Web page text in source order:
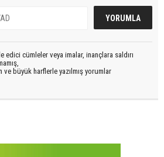
edici cümleler veya imalar, inançlara saldırı
ve büyük harflerle yazılmış yorumlar